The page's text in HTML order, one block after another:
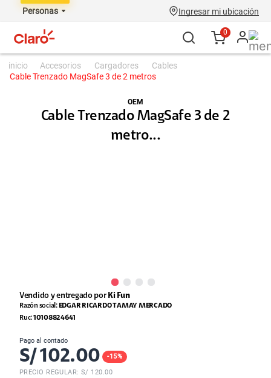
Personas Ingresar mi ubicación
0
accesorios cargadores
cables
Cable Trenzado MagSafe 3 de 2 metros
OEM
Cable Trenzado MagSafe 3 de 2
metro...
Vendido y entregado por Ki Fun
Razón social: EDGAR RICARDO TAMAY MERCADO
Ruc:10108824641
Pago al contado
S/102.00 -15%
PRECIO REGULAR: S/ 120.00